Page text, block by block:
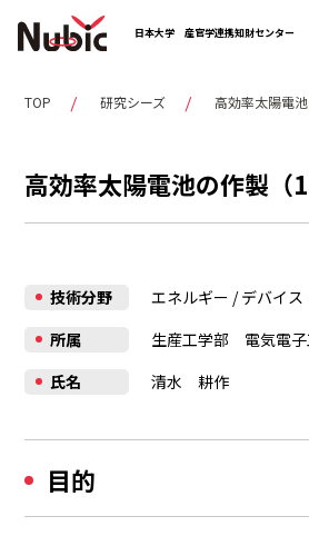
日本大学 産官学連携知財センター
TOP 研究シーズ 高効率太陽電
高効率太陽電池の作製（
技術分野 エネルギー /デバイス
所属
生産工学部 電気電子
氏名
清水 耕作
目的